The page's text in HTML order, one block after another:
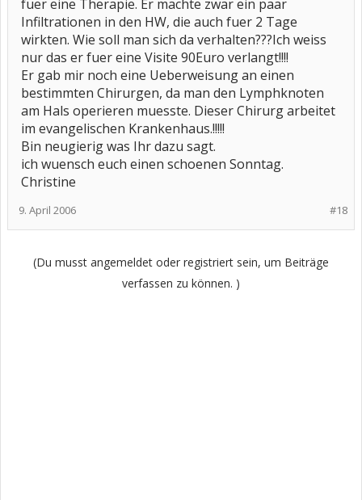
fuer eine Therapie. Er machte zwar ein paar
Infiltrationen in den HW, die auch fuer 2 Tage
wirkten. Wie soll man sich da verhalten???Ich weiss
nur das er fuer eine Visite 90Euro verlangt!!!!
Er gab mir noch eine Ueberweisung an einen
bestimmten Chirurgen, da man den Lymphknoten
am Hals operieren muesste. Dieser Chirurg arbeitet
im evangelischen Krankenhaus.!!!!!
Bin neugierig was Ihr dazu sagt.
ich wuensch euch einen schoenen Sonntag.
Christine
#18
9. April 2006
(Du musst angemeldet oder registriert sein, um Beiträge
verfassen zu können. )